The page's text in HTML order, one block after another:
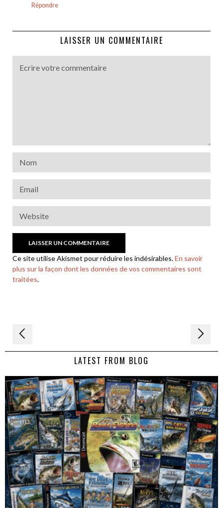
Répondre
LAISSER UN COMMENTAIRE
Ce site utilise Akismet pour réduire les indésirables.En savoir
plus sur la façon dont les données de vos commentaires sont
traitées.
Navigation
de LATEST FROM BLOG